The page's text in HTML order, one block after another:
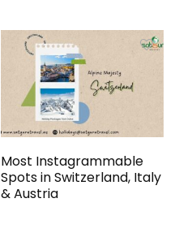
Most Instagrammable
Spots in Switzerland, Italy
& Austria